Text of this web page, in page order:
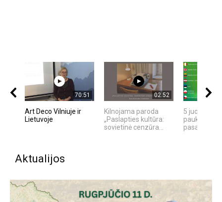
70:51
Art Deco Vilniuje ir
Lietuvoje
02:52
Kilnojama paroda
„Paslapties kultūra:
sovietinė cenzūra...
5
paukščių
pasaulyje
Aktualijos